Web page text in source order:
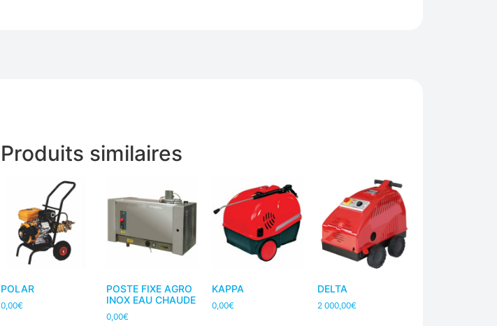
Produits similaires
POLAR
0,00€
POSTE FIXE AGRO
INOX EAU CHAUDE
0,00€
KAPPA
0,00€
DELTA
2 000,00€